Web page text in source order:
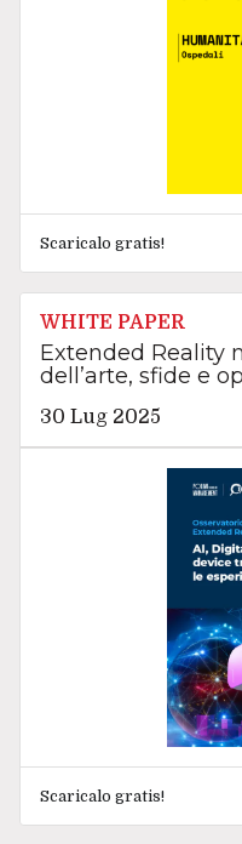
Scaricalo gratis!
WHITE PAPER
Extended Reality
dell’arte, sfide e
30 Lug 2025
Scaricalo gratis!